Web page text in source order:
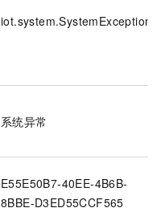
iot.system.SystemException
系统异常
E55E50B7-40EE-4B6B-
8BBE-D3ED55CCF565